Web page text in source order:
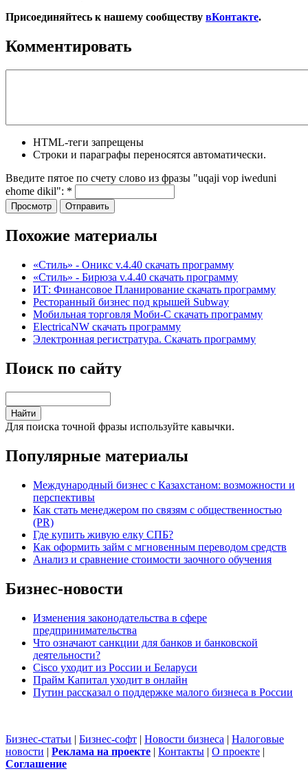
Присоединяйтесь к нашему сообществу вКонтакте.
Комментировать
HTML-теги запрещены
Строки и параграфы переносятся автоматически.
Введите пятое по счету слово из фразы "uqaji vop iweduni
ehome dikil": *
Похожие материалы
«Стиль» - Оникс v.4.40 скачать программу
«Стиль» - Бирюза v.4.40 скачать программу
ИТ: Финансовое Планирование скачать программу
Ресторанный бизнес под крышей Subway
Мобильная торговля Моби-С скачать программу
ElectricaNW скачать программу
Электронная регистратура. Скачать программу
Поиск по сайту
Для поиска точной фразы используйте кавычки.
Популярные материалы
Международный бизнес с Казахстаном: возможности и
перспективы
Как стать менеджером по связям с общественностью
(PR)
Где купить живую елку СПБ?
Как оформить займ с мгновенным переводом средств
Анализ и сравнение стоимости заочного обучения
Бизнес-новости
Изменения законодательства в сфере
предпринимательства
Что означают санкции для банков и банковской
деятельности?
Cisco уходит из России и Беларуси
Прайм Капитал уходит в онлайн
Путин рассказал о поддержке малого бизнеса в России
Бизнес-статьи | Бизнес-софт | Новости бизнеса | Налоговые
новости | Реклама на проекте | Контакты | О проекте |
Cоглашение